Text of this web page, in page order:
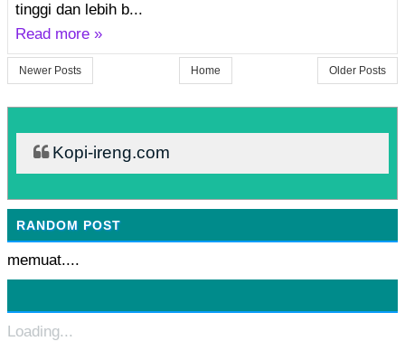
tinggi dan lebih b...
Read more »
Newer Posts Older Posts
Home
Kopi-ireng.com
RANDOM POST
memuat....
Loading...